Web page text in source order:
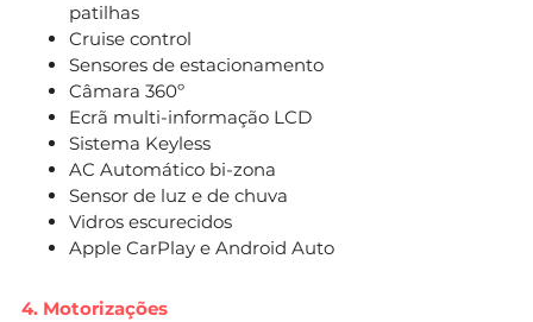
patilhas
Cruise control
Sensores de estacionamento
Câmara 360º
Ecrã multi-informação LCD
Sistema Keyless
AC Automático bi-zona
Sensor de luz e de chuva
Vidros escurecidos
Apple CarPlay e Android Auto
4. Motorizações